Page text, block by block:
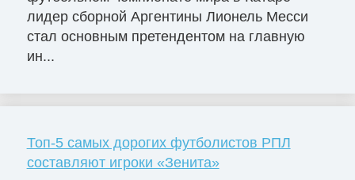
лидер сборной Аргентины Лионель Месси
стал основным претендентом на главную
ин...
Топ-5 самых дорогих футболистов РПЛ
составляют игроки «Зенита»